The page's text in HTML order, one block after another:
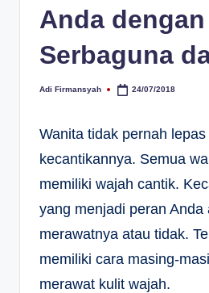
Anda
Serbaguna
Posted
Adi Firmansyah 24/07/2018
Wanita tidak pernah
kecantikannya. Semua
memiliki wajah cantik.
yang menjadi peran Anda
merawatnya atau tidak.
memiliki cara masing-
merawat kulit wajah.